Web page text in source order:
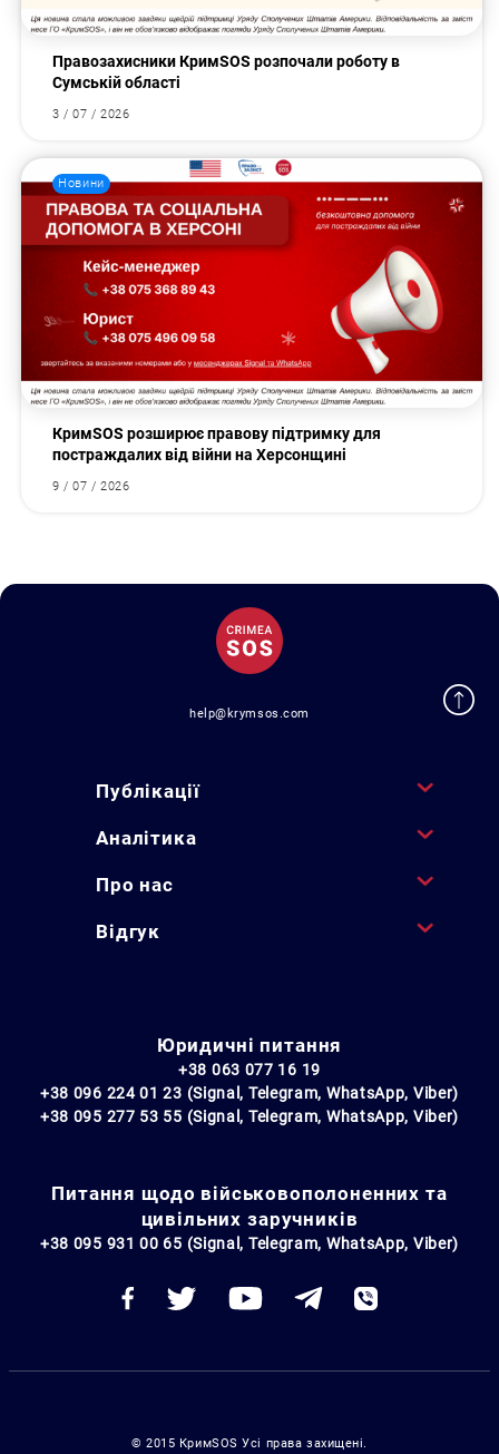
Правозахисники КримSOS розпочали роботу в
Сумській області
3 / 07 / 2026
Новини
КримSOS розширює правову підтримку для
постраждалих від війни на Херсонщині
9 / 07 / 2026
help@krymsos.com
Публікації
Аналітика
Про нас
Відгук
Юридичні питання
+38 063 077 16 19
+38 096 224 01 23 (Signal, Telegram, WhatsApp, Viber)
+38 095 277 53 55 (Signal, Telegram, WhatsApp, Viber)
Питання щодо військовополоненних та
цивільних заручників
+38 095 931 00 65 (Signal, Telegram, WhatsApp, Viber)
© 2015 КримSOS Усі права захищені.